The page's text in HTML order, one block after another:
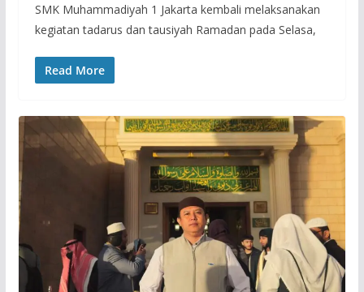
SMK Muhammadiyah 1 Jakarta kembali melaksanakan
kegiatan tadarus dan tausiyah Ramadan pada Selasa,
Read More